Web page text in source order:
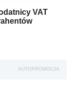
VAT
AUTOPROMOCJA